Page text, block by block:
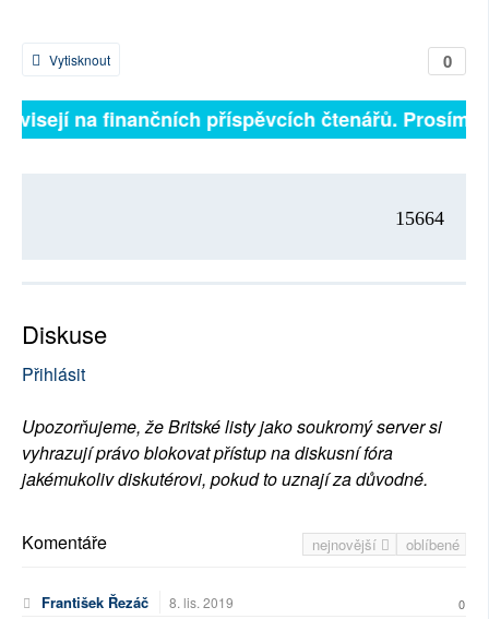
0
Vytisknout
na finančních příspěvcích čtenářů. Prosíme,
15664
Diskuse
Přihlásit
Upozorňujeme, že Britské listy jako soukromý server si
vyhrazují právo blokovat přístup na diskusní fóra
jakémukoliv diskutérovi, pokud to uznají za důvodné.
nejnovější oblíbené
Komentáře
František Řezáč 8. lis. 2019 0